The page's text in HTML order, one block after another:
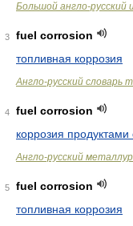
Большой англо-русский
3
fuel corrosion
топливная коррозия
Англо-русский словарь
4
fuel corrosion
коррозия продуктами
Англо-русский
5
fuel corrosion
топливная коррозия